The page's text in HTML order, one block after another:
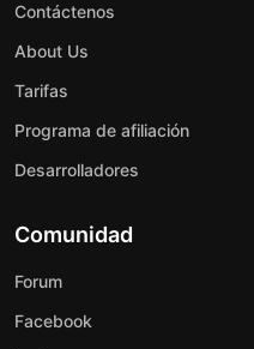
Contáctenos
About Us
Tarifas
Programa de afiliación
Desarrolladores
Comunidad
Forum
Facebook